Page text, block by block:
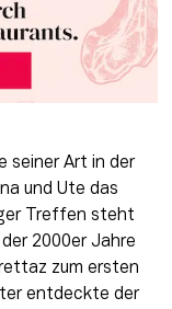
seiner Art in der
und Ute das
Treffen steht
2000er Jahre
zum ersten
entdeckte der